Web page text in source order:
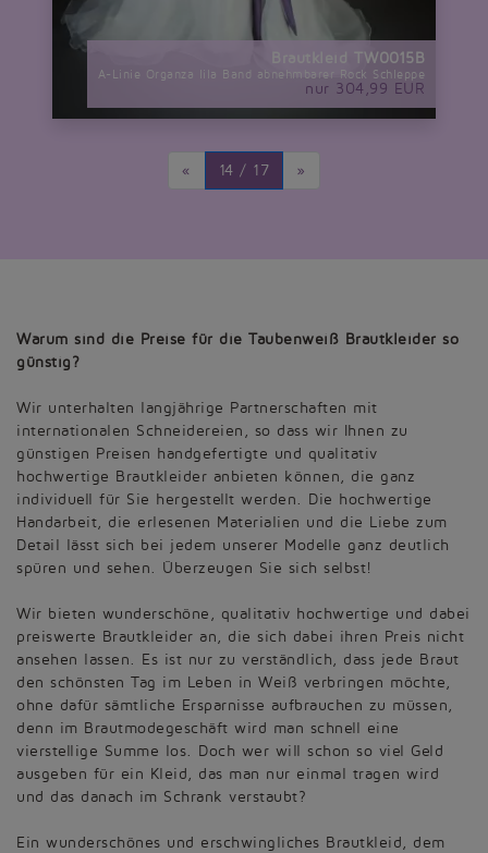
Brautkleid TW0015B
A-Linie Organza lila Band abnehmbarer Rock Schleppe
nur 304,99 EUR
« 14 / 17 »
Warum sind die Preise für die Taubenweiß Brautkleider so
günstig?
Wir unterhalten langjährige Partnerschaften mit
internationalen Schneidereien, so dass wir Ihnen zu
günstigen Preisen handgefertigte und qualitativ
hochwertige Brautkleider anbieten können, die ganz
individuell für Sie hergestellt werden. Die hochwertige
Handarbeit, die erlesenen Materialien und die Liebe zum
Detail lässt sich bei jedem unserer Modelle ganz deutlich
spüren und sehen. Überzeugen Sie sich selbst!
Wir bieten wunderschöne, qualitativ hochwertige und dabei
preiswerte Brautkleider an, die sich dabei ihren Preis nicht
ansehen lassen. Es ist nur zu verständlich, dass jede Braut
den schönsten Tag im Leben in Weiß verbringen möchte,
ohne dafür sämtliche Ersparnisse aufbrauchen zu müssen,
denn im Brautmodegeschäft wird man schnell eine
vierstellige Summe los. Doch wer will schon so viel Geld
ausgeben für ein Kleid, das man nur einmal tragen wird
und das danach im Schrank verstaubt?
Ein wunderschönes und erschwingliches Brautkleid, dem